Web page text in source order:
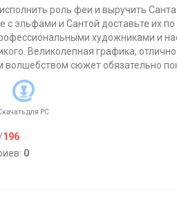
роль феи и выручить
с эльфами и Сантой доставьте их
художниками и
Великолепная графика,
волшебством сюжет обязательно
для PC
/196
: 0